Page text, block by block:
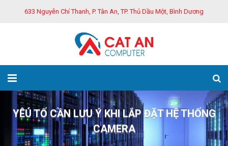
633 Nguyễn Chí Thanh, P. Tân An, TP. Thủ Dầu Một, Bình Dương
YÊÚ TỐ CẦN LƯU Ý KHI LẮP ĐẶT HỆ THỐNG
CAMERA